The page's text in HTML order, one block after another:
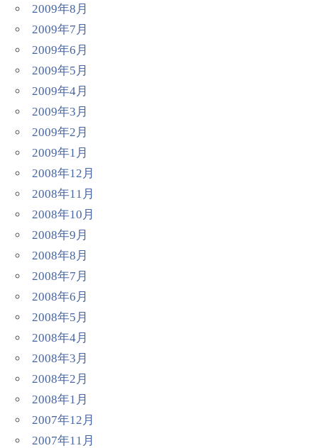
2009年8月
2009年7月
2009年6月
2009年5月
2009年4月
2009年3月
2009年2月
2009年1月
2008年12月
2008年11月
2008年10月
2008年9月
2008年8月
2008年7月
2008年6月
2008年5月
2008年4月
2008年3月
2008年2月
2008年1月
2007年12月
2007年11月